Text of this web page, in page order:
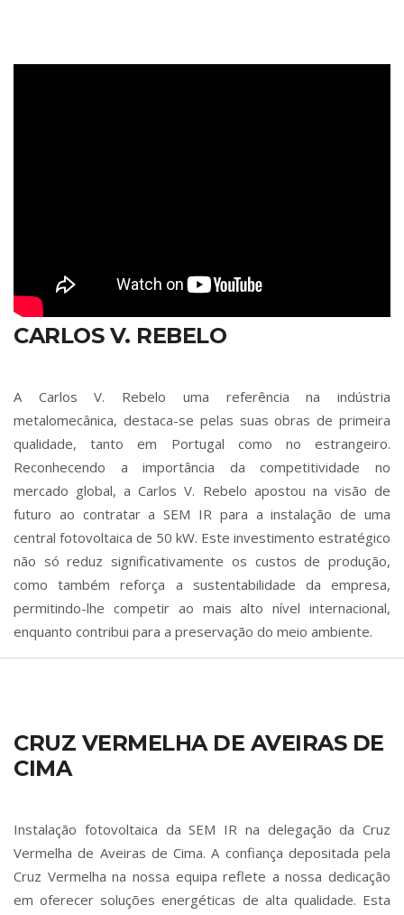
CARLOS V. REBELO
A Carlos V. Rebelo uma referência na indústria
metalomecânica, destaca-se pelas suas obras de primeira
qualidade, tanto em Portugal como no estrangeiro.
Reconhecendo a importância da competitividade no
mercado global, a Carlos V. Rebelo apostou na visão de
futuro ao contratar a SEM IR para a instalação de uma
central fotovoltaica de 50 kW. Este investimento estratégico
não só reduz significativamente os custos de produção,
como também reforça a sustentabilidade da empresa,
permitindo-lhe competir ao mais alto nível internacional,
enquanto contribui para a preservação do meio ambiente.
CRUZ VERMELHA DE AVEIRAS DE
CIMA
Instalação fotovoltaica da SEM IR na delegação da Cruz
Vermelha de Aveiras de Cima. A confiança depositada pela
Cruz Vermelha na nossa equipa reflete a nossa dedicação
em oferecer soluções energéticas de alta qualidade. Esta